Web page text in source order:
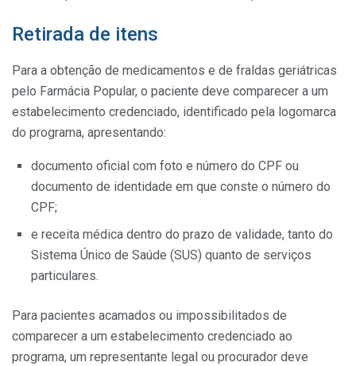
Retirada de itens
Para a obtenção de medicamentos e de fraldas geriátricas
pelo Farmácia Popular, o paciente deve comparecer a um
estabelecimento credenciado, identificado pela logomarca
do programa, apresentando:
documento oficial com foto e número do CPF ou
documento de identidade em que conste o número do
CPF;
e receita médica dentro do prazo de validade, tanto do
Sistema Único de Saúde (SUS) quanto de serviços
particulares.
Para pacientes acamados ou impossibilitados de
comparecer a um estabelecimento credenciado ao
programa, um representante legal ou procurador deve